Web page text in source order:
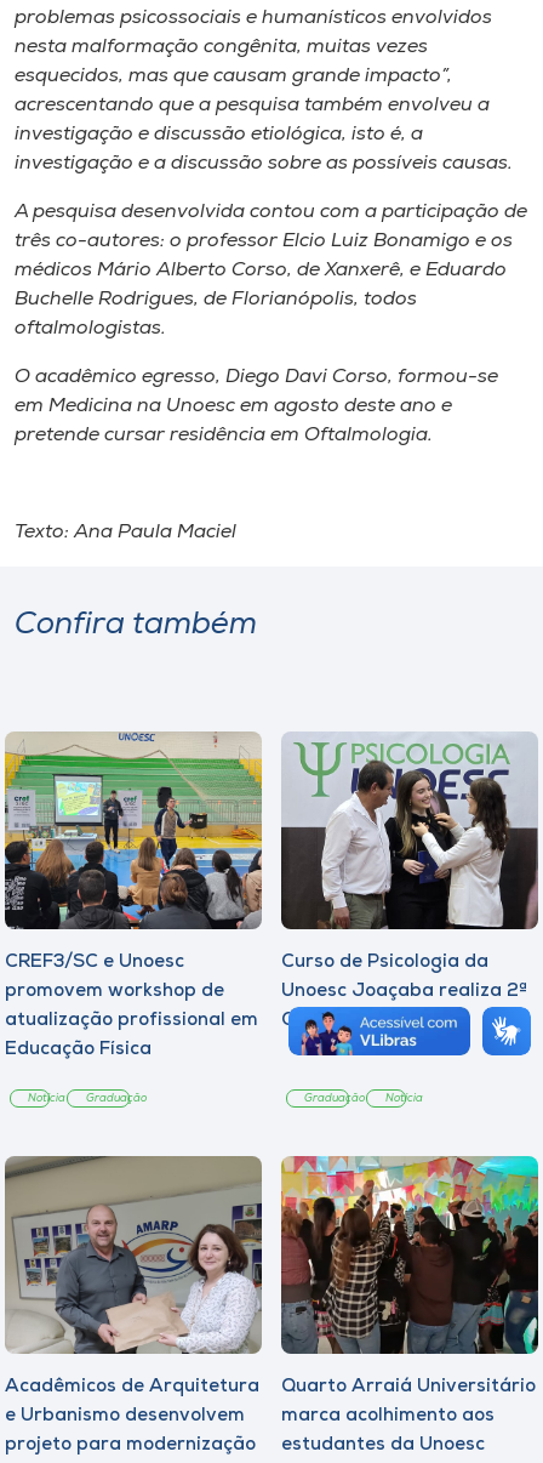
Selecione
o idioma
A-
problemas psicossociais e humanísticos envolvidos
nesta malformação congênita, muitas vezes
esquecidos, mas que causam grande impacto”,
acrescentando que a pesquisa também envolveu a
investigação e discussão etiológica, isto é, a
investigação e a discussão sobre as possíveis causas.
A pesquisa desenvolvida contou com a participação de
três co-autores: o professor Elcio Luiz Bonamigo e os
médicos Mário Alberto Corso, de Xanxerê, e Eduardo
Buchelle Rodrigues, de Florianópolis, todos
oftalmologistas.
O acadêmico egresso, Diego Davi Corso, formou-se
em Medicina na Unoesc em agosto deste ano e
pretende cursar residência em Oftalmologia.
Texto: Ana Paula Maciel
Confira também
CREF3/SC e Unoesc
promovem workshop de
atualização profissional em
Educação Física
Notícia Graduação
Curso de Psicologia da
Unoesc Joaçaba realiza 2ª
Cerimônia do Botton
Graduação Notícia
Acadêmicos de Arquitetura
e Urbanismo desenvolvem
projeto para modernização
Quarto Arraiá Universitário
marca acolhimento aos
estudantes da Unoesc